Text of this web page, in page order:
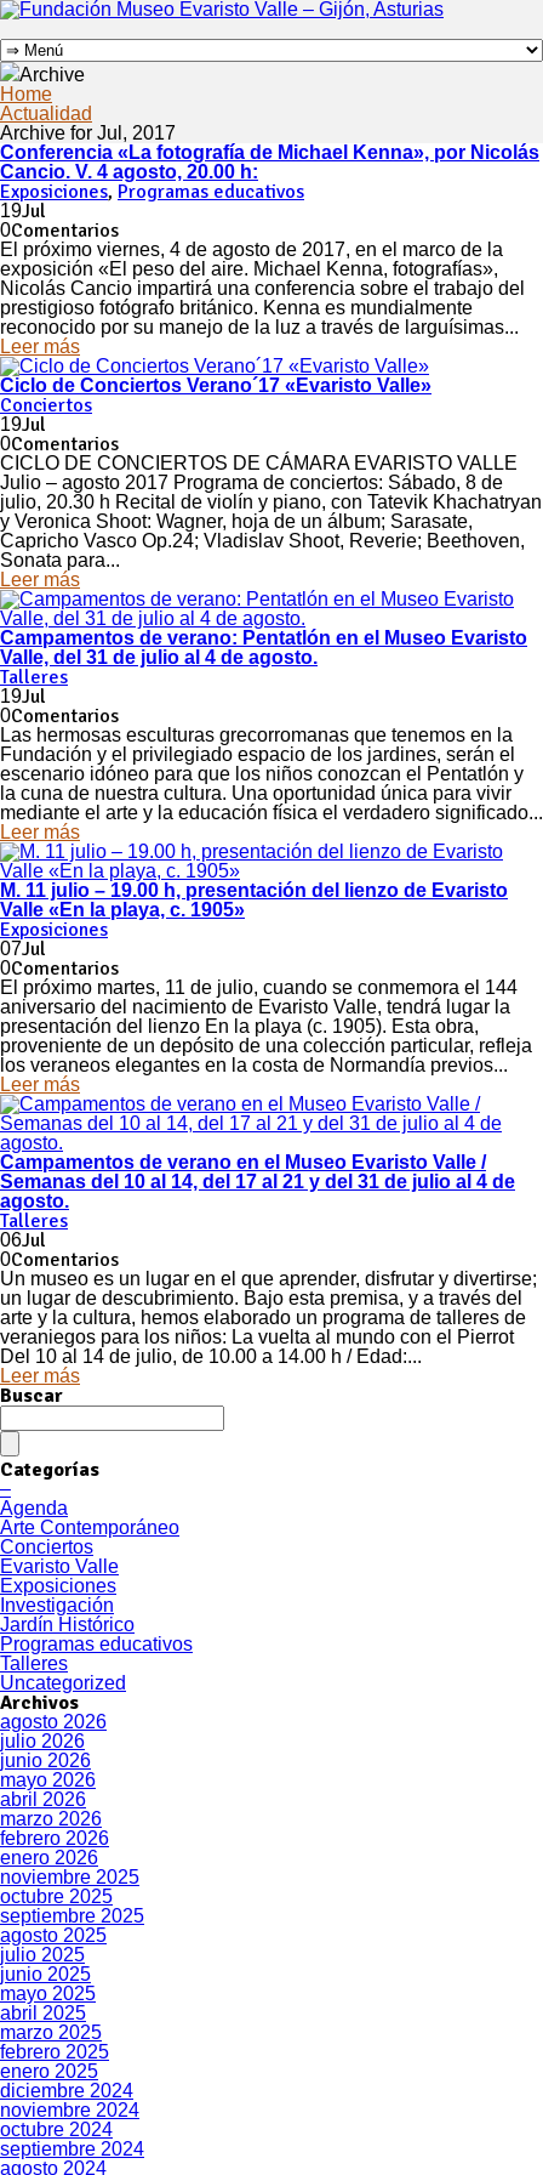
Archive
Home
Actualidad
Archive for Jul, 2017
Conferencia «La fotografía de Michael Kenna», por Nicolás
Cancio. V. 4 agosto, 20.00 h:
Exposiciones, Programas educativos
19Jul
0Comentarios
El próximo viernes, 4 de agosto de 2017, en el marco de la
exposición «El peso del aire. Michael Kenna, fotografías»,
Nicolás Cancio impartirá una conferencia sobre el trabajo del
prestigioso fotógrafo británico. Kenna es mundialmente
reconocido por su manejo de la luz a través de larguísimas...
Leer más
Ciclo de Conciertos Verano´17 «Evaristo Valle»
Conciertos
19Jul
0Comentarios
CICLO DE CONCIERTOS DE CÁMARA EVARISTO VALLE
Julio – agosto 2017 Programa de conciertos: Sábado, 8 de
julio, 20.30 h Recital de violín y piano, con Tatevik Khachatryan
y Veronica Shoot: Wagner, hoja de un álbum; Sarasate,
Capricho Vasco Op.24; Vladislav Shoot, Reverie; Beethoven,
Sonata para...
Leer más
Campamentos de verano: Pentatlón en el Museo Evaristo
Valle, del 31 de julio al 4 de agosto.
Talleres
19Jul
0Comentarios
Las hermosas esculturas grecorromanas que tenemos en la
Fundación y el privilegiado espacio de los jardines, serán el
escenario idóneo para que los niños conozcan el Pentatlón y
la cuna de nuestra cultura. Una oportunidad única para vivir
mediante el arte y la educación física el verdadero significado...
Leer más
M. 11 julio – 19.00 h, presentación del lienzo de Evaristo
Valle «En la playa, c. 1905»
Exposiciones
07Jul
0Comentarios
El próximo martes, 11 de julio, cuando se conmemora el 144
aniversario del nacimiento de Evaristo Valle, tendrá lugar la
presentación del lienzo En la playa (c. 1905). Esta obra,
proveniente de un depósito de una colección particular, refleja
los veraneos elegantes en la costa de Normandía previos...
Leer más
Campamentos de verano en el Museo Evaristo Valle /
Semanas del 10 al 14, del 17 al 21 y del 31 de julio al 4 de
agosto.
Talleres
06Jul
0Comentarios
Un museo es un lugar en el que aprender, disfrutar y divertirse;
un lugar de descubrimiento. Bajo esta premisa, y a través del
arte y la cultura, hemos elaborado un programa de talleres de
veraniegos para los niños: La vuelta al mundo con el Pierrot
Del 10 al 14 de julio, de 10.00 a 14.00 h / Edad:...
Leer más
Buscar
Categorías
–
Agenda
Arte Contemporáneo
Conciertos
Evaristo Valle
Exposiciones
Investigación
Jardín Histórico
Programas educativos
Talleres
Uncategorized
Archivos
agosto 2026
julio 2026
junio 2026
mayo 2026
abril 2026
marzo 2026
febrero 2026
enero 2026
noviembre 2025
octubre 2025
septiembre 2025
agosto 2025
julio 2025
junio 2025
mayo 2025
abril 2025
marzo 2025
febrero 2025
enero 2025
diciembre 2024
noviembre 2024
octubre 2024
septiembre 2024
agosto 2024